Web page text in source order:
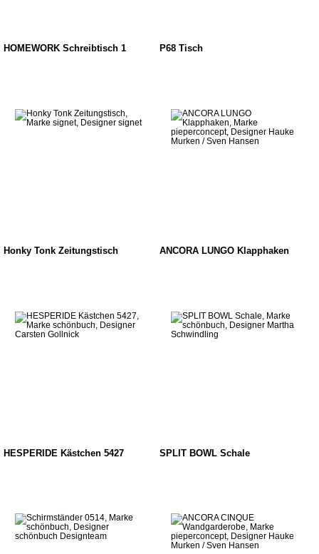
HOMEWORK Schreibtisch 1 P68 Tisch
Honky Tonk Zeitungstisch ANCORA LUNGO Klapphaken
HESPERIDE Kästchen 5427 SPLIT BOWL Schale